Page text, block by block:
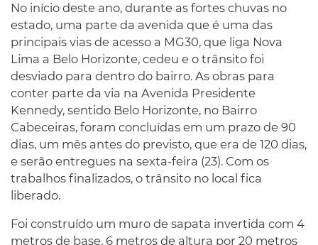
No início deste ano, durante as fortes chuvas no
estado, uma parte da avenida que é uma das
principais vias de acesso a MG30, que liga Nova
Lima a Belo Horizonte, cedeu e o trânsito foi
desviado para dentro do bairro. As obras para
conter parte da via na Avenida Presidente
Kennedy, sentido Belo Horizonte, no Bairro
Cabeceiras, foram concluídas em um prazo de 90
dias, um mês antes do previsto, que era de 120 dias,
e serão entregues na sexta-feira (23). Com os
trabalhos finalizados, o trânsito no local fica
liberado.
Foi construído um muro de sapata invertida com 4
metros de base, 6 metros de altura por 20 metros